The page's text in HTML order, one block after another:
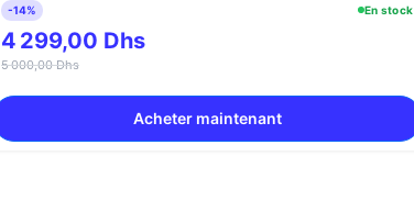
-14% En stock
4 299,00 Dhs
5 000,00 Dhs
Acheter maintenant